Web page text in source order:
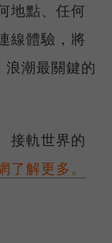
地點、任何
線體驗，將
潮最關鍵的
接軌世界的
了解更多。